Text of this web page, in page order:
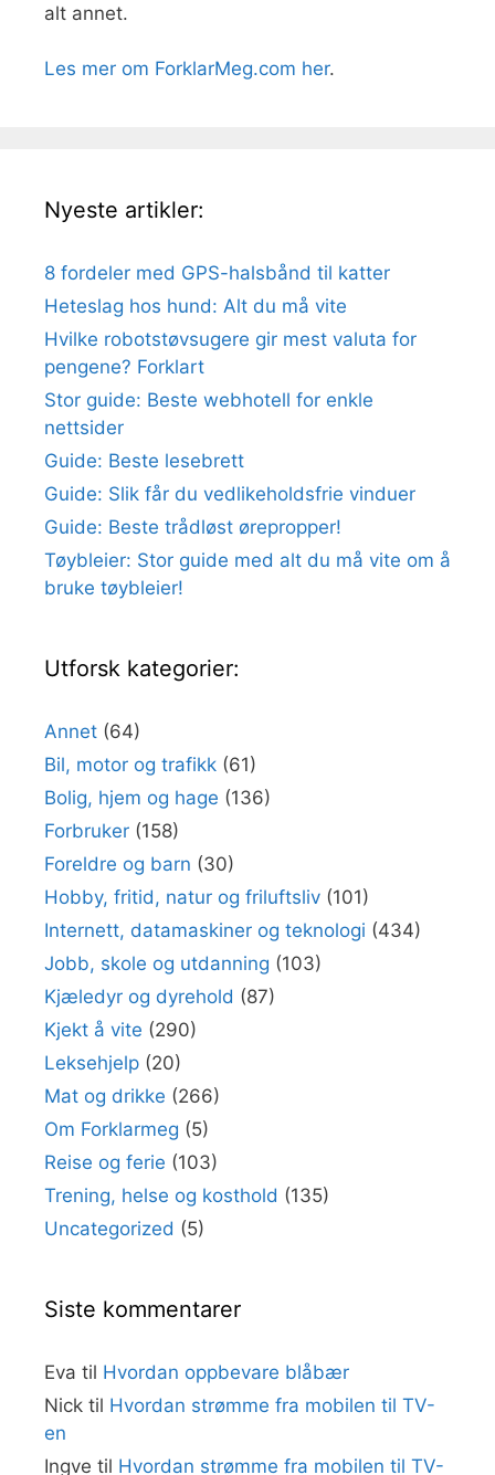
alt annet.
Les mer om ForklarMeg.com her.
Nyeste artikler:
8 fordeler med GPS-halsbånd til katter
Heteslag hos hund: Alt du må vite
Hvilke robotstøvsugere gir mest valuta for
pengene? Forklart
Stor guide: Beste webhotell for enkle
nettsider
Guide: Beste lesebrett
Guide: Slik får du vedlikeholdsfrie vinduer
Guide: Beste trådløst ørepropper!
Tøybleier: Stor guide med alt du må vite om å
bruke tøybleier!
Utforsk kategorier:
Annet (64)
Bil, motor og trafikk (61)
Bolig, hjem og hage (136)
Forbruker (158)
Foreldre og barn (30)
Hobby, fritid, natur og friluftsliv (101)
Internett, datamaskiner og teknologi (434)
Jobb, skole og utdanning (103)
Kjæledyr og dyrehold (87)
Kjekt å vite (290)
Leksehjelp (20)
Mat og drikke (266)
Om Forklarmeg (5)
Reise og ferie (103)
Trening, helse og kosthold (135)
Uncategorized (5)
Siste kommentarer
Eva til Hvordan oppbevare blåbær
Nick til Hvordan strømme fra mobilen til TV-
en
Ingve til Hvordan strømme fra mobilen til TV-